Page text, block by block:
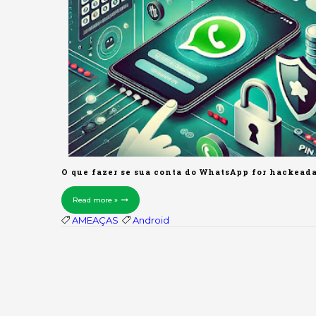
O que fazer se sua conta do WhatsApp for
Read more »
AMEAÇAS Android